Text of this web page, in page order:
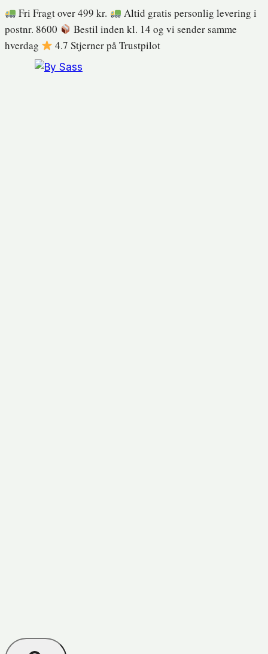
Fortsæt
til
indhold
Fri Fragt over 499 kr.
Altid gratis personlig levering i
postnr. 8600
Bestil inden kl. 14 og vi sender samme
hverdag
4.7 Stjerner på Trustpilot